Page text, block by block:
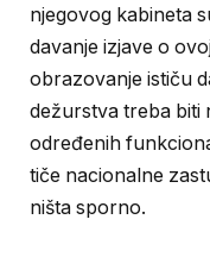
njegovog kabineta
davanje izjave o
obrazovanje ističu
dežurstva treba biti
određenih
tiče nacionalne
ništa sporno.